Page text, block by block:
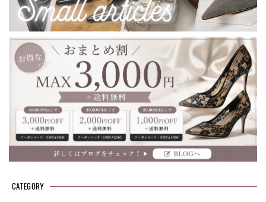
CATEGORY